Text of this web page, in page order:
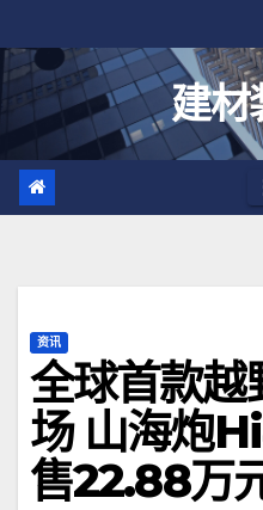
至
建材
资讯
全球首款越
场 山海炮
售22.88万